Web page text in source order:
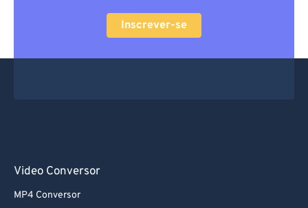
Inscrever-se
Video Conversor
MP4 Conversor